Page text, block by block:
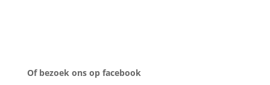
Of bezoek ons op facebook